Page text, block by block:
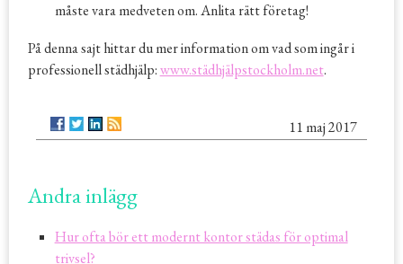
måste vara medveten om. Anlita rätt företag!
På denna sajt hittar du mer information om vad som ingår i
professionell städhjälp:www.städhjälpstockholm.net.
11 maj 2017
Andra inlägg
Hur ofta bör ett modernt kontor städas för optimal
trivsel?